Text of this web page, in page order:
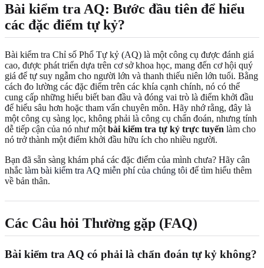
Bài kiểm tra AQ: Bước đầu tiên để hiểu
các đặc điểm tự kỷ?
Bài kiểm tra Chỉ số Phổ Tự kỷ (AQ) là một công cụ được đánh giá
cao, được phát triển dựa trên cơ sở khoa học, mang đến cơ hội quý
giá để tự suy ngẫm cho người lớn và thanh thiếu niên lớn tuổi. Bằng
cách đo lường các đặc điểm trên các khía cạnh chính, nó có thể
cung cấp những hiểu biết ban đầu và đóng vai trò là điểm khởi đầu
để hiểu sâu hơn hoặc tham vấn chuyên môn. Hãy nhớ rằng, đây là
một công cụ sàng lọc, không phải là công cụ chẩn đoán, nhưng tính
dễ tiếp cận của nó như một bài kiểm tra tự kỷ trực tuyến làm cho
nó trở thành một điểm khởi đầu hữu ích cho nhiều người.
Bạn đã sẵn sàng khám phá các đặc điểm của mình chưa? Hãy cân
nhắc làm bài kiểm tra AQ miễn phí của chúng tôi để tìm hiểu thêm
về bản thân.
Các Câu hỏi Thường gặp (FAQ)
Bài kiểm tra AQ có phải là chẩn đoán tự kỷ không?